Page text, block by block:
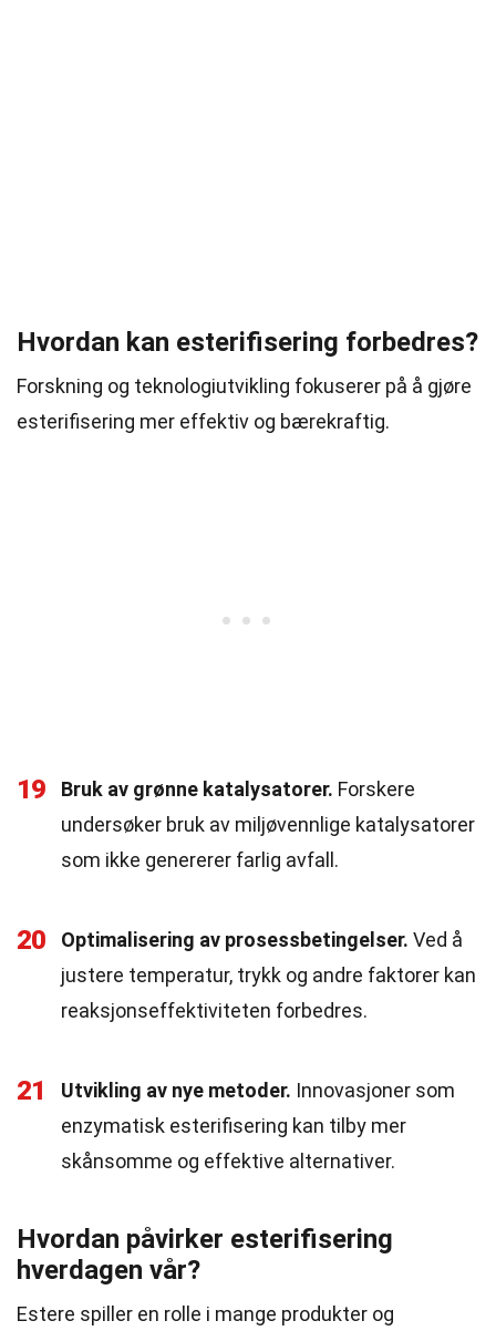
Hvordan kan esterifisering forbedres?
Forskning og teknologiutvikling fokuserer på å gjøre
esterifisering mer effektiv og bærekraftig.
19 Bruk av grønne katalysatorer. Forskere
undersøker bruk av miljøvennlige katalysatorer
som ikke genererer farlig avfall.
20 Optimalisering av prosessbetingelser. Ved å
justere temperatur, trykk og andre faktorer kan
reaksjonseffektiviteten forbedres.
21 Utvikling av nye metoder. Innovasjoner som
enzymatisk esterifisering kan tilby mer
skånsomme og effektive alternativer.
Hvordan påvirker esterifisering
hverdagen vår?
Estere spiller en rolle i mange produkter og